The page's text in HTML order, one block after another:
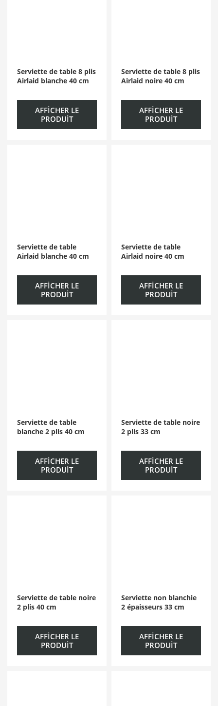
Serviette de table 8 plis
Airlaid blanche 40 cm
AFFICHER LE
PRODUIT
Serviette de table 8 plis
Airlaid noire 40 cm
AFFICHER LE
PRODUIT
Serviette de table
Airlaid blanche 40 cm
AFFICHER LE
PRODUIT
Serviette de table
Airlaid noire 40 cm
AFFICHER LE
PRODUIT
Serviette de table
blanche 2 plis 40 cm
AFFICHER LE
PRODUIT
Serviette de table noire
2 plis 33 cm
AFFICHER LE
PRODUIT
Serviette de table noire
2 plis 40 cm
AFFICHER LE
PRODUIT
Serviette non blanchie
2 épaisseurs 33 cm
AFFICHER LE
PRODUIT